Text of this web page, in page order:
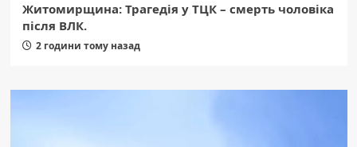
Житомирщина: Трагедія у ТЦК – смерть чоловіка
після ВЛК.
2 години тому назад